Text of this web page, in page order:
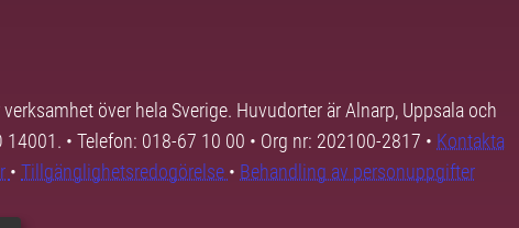
över hela Sverige. Huvudorter är Alnarp, Uppsala och
• Telefon: 018-67 10 00 • Org nr: 202100-2817 • Kontakta
• Tillgänglighetsredogörelse • Behandling av personuppgifter